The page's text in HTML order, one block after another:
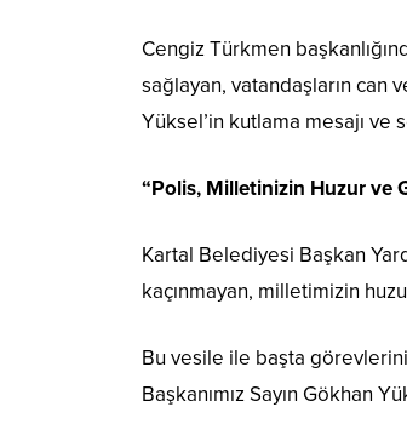
Cengiz Türkmen
sağlayan, vatandaşların can
Yüksel’in kutlama mesajı ve
“Polis, Milletinizin Huzur ve
Kartal Belediyesi Başkan
kaçınmayan, milletimizin
Bu vesile ile başta
Başkanımız Sayın Gökhan